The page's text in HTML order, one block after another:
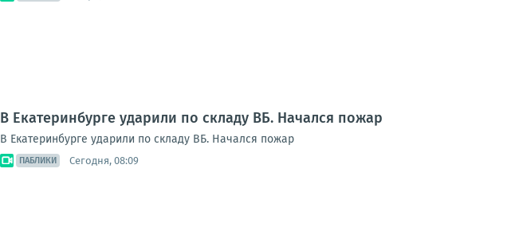
В Екатеринбурге ударили по складу ВБ. Начался пожар
В Екатеринбурге ударили по складу ВБ. Начался пожар
ПАБЛИКИ Сегодня, 08:09